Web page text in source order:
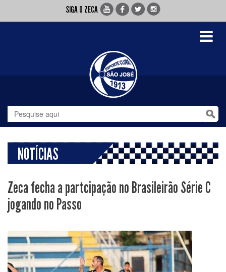
SIGA O ZECA
Toggle
NOTÍCIAS
Zeca fecha a partcipação no Brasileirão Série C
jogando no Passo